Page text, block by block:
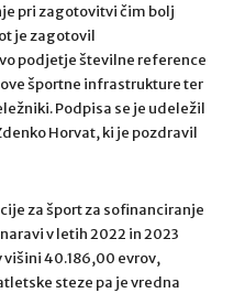
pri zagotovitvi čim bolj
je zagotovil
podjetje številne reference
športne infrastrukture ter
Podpisa se je udeležil
Horvat, ki je pozdravil
za šport za sofinanciranje
v letih 2022 in 2023
40.186,00 evrov,
steze pa je vredna